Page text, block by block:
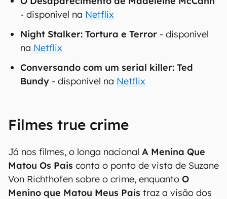
- disponível na Netflix
Night Stalker: Tortura e Terror - disponível
na Netflix
Conversando com um serial killer: Ted
Bundy - disponível na Netflix
Filmes true crime
Já nos filmes, o longa nacional A Menina Que
Matou Os Pais conta o ponto de vista de Suzane
Von Richthofen sobre o crime, enquanto O
Menino que Matou Meus Pais traz a visão dos